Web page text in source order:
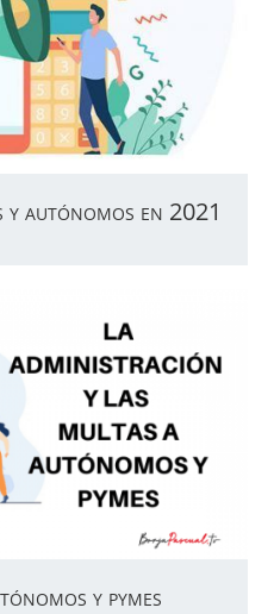
y autónomos en 2021
y pymes